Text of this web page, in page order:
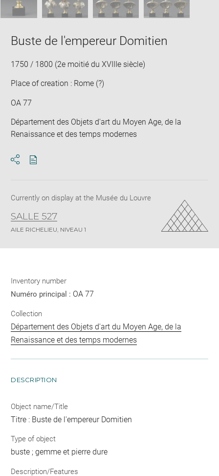
Buste de l'empereur Domitien
1750 / 1800 (2e moitié du XVIIIe siècle)
Place of creation : Rome (?)
OA 77
Département des Objets d'art du Moyen Age, de la
Renaissance et des temps modernes
Currently on display at the Musée du Louvre
SALLE 527
AILE RICHELIEU, NIVEAU 1
Inventory number
Numéro principal : OA 77
Collection
Département des Objets d'art du Moyen Age, de la
Renaissance et des temps modernes
DESCRIPTION
Object name/Title
Titre : Buste de l'empereur Domitien
Type of object
buste ; gemme et pierre dure
Description/Features